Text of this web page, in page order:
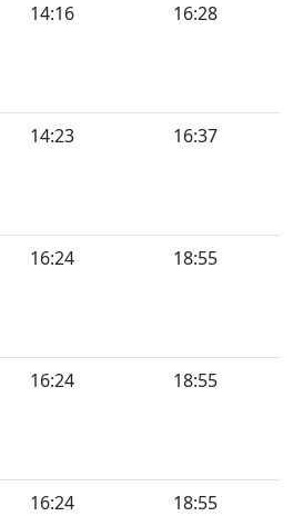
14:16 16:28
14:23 16:37
16:24 18:55
16:24 18:55
16:24 18:55